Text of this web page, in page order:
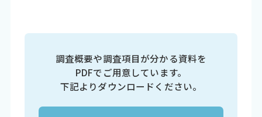
調査概要や調査項目が分かる資料を
PDFでご用意しています。
下記よりダウンロードください。